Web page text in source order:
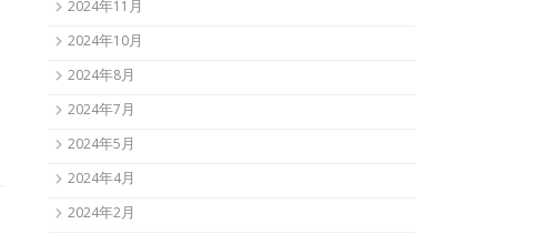
2024年11月
2024年10月
2024年8月
2024年7月
2024年5月
2024年4月
2024年2月